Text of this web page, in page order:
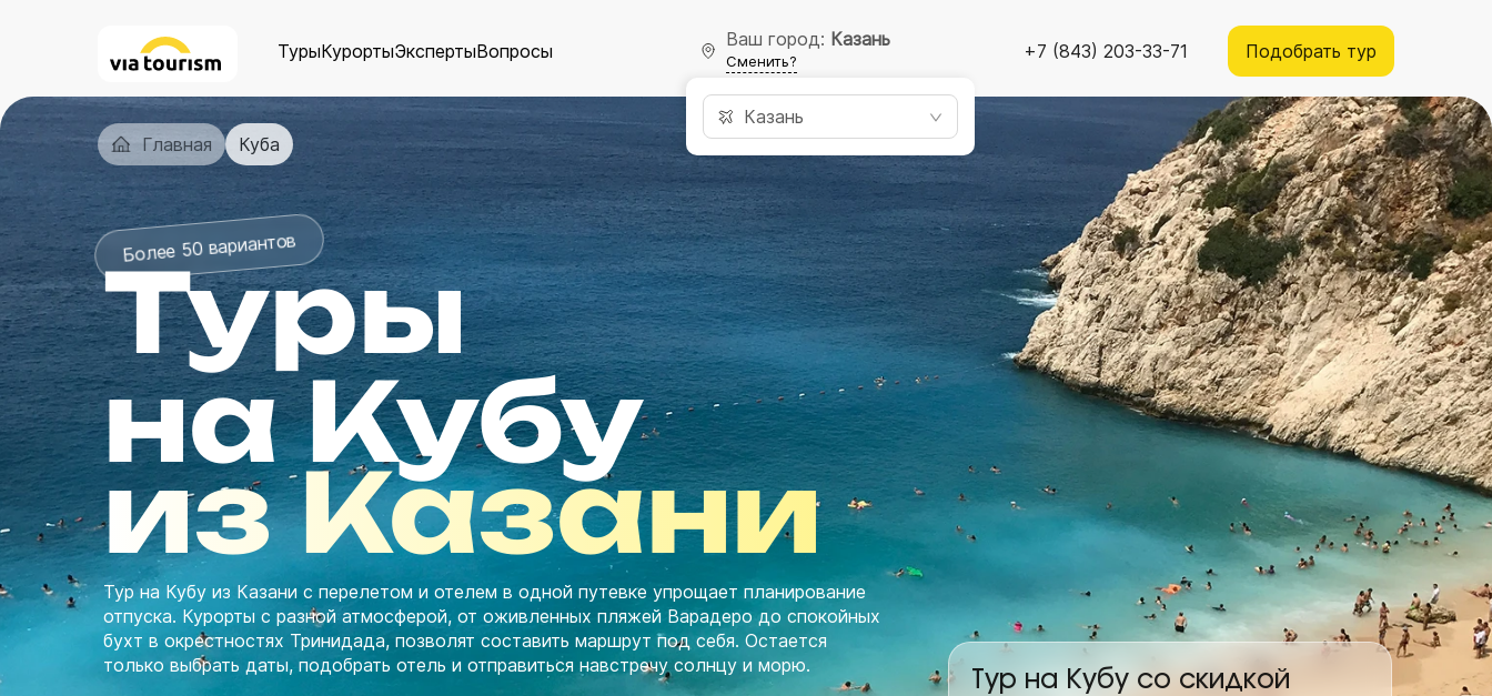
ТурыКурортыЭкспертыВопросы
Ваш город: Казань
Сменить?
Казань
+7 (843) 203-33-71 Подобрать тур
Главная Куба
Более 50 вариантов
Туры
на Кубу
из Казани
Тур на Кубу из Казани с перелетом и отелем в одной путевке упрощает планирование
отпуска. Курорты с разной атмосферой, от оживленных пляжей Варадеро до спокойных
бухт в окрестностях Тринидада, позволят составить маршрут под себя. Остается
только выбрать даты, подобрать отель и отправиться навстречу солнцу и морю.
Тур на Кубу со скидкой